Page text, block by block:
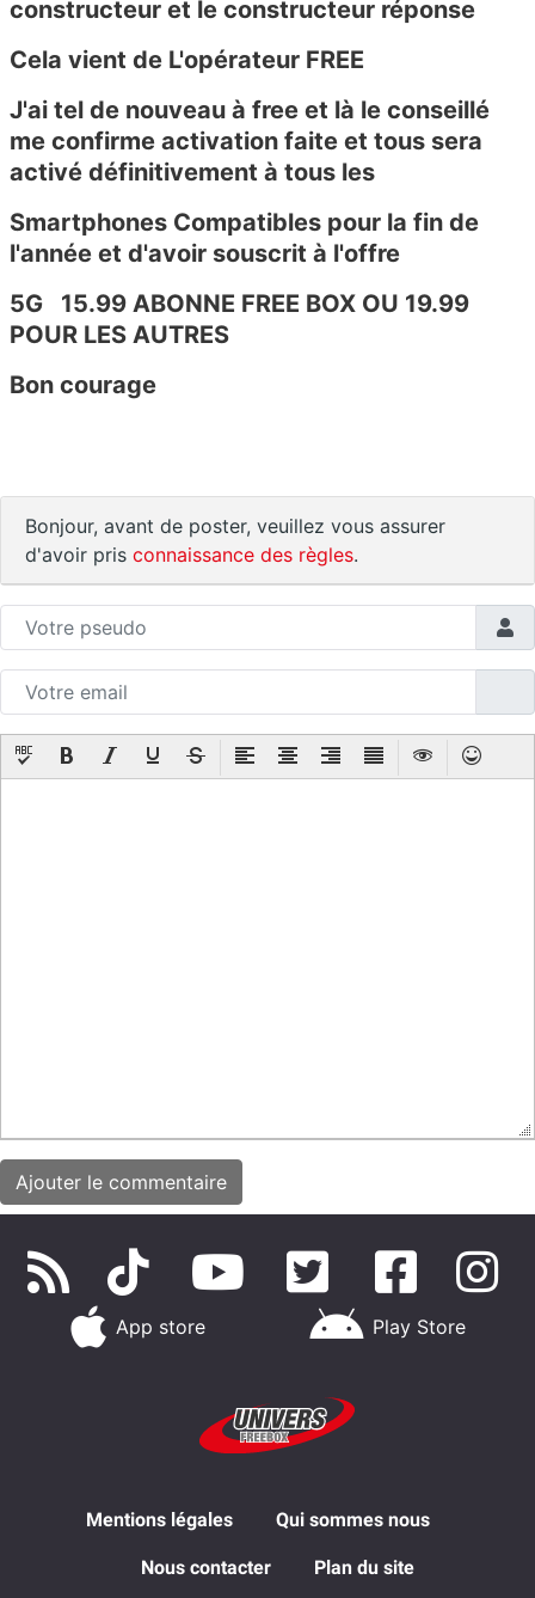
constructeur et le constructeur réponse
Cela vient de L'opérateur FREE
J'ai tel de nouveau à free et là le conseillé
me confirme activation faite et tous sera
activé définitivement à tous les
Smartphones Compatibles pour la fin de
l'année et d'avoir souscrit à l'offre
5G 15.99 ABONNE FREE BOX OU 19.99
POUR LES AUTRES
Bon courage
Bonjour, avant de poster, veuillez vous assurer
d'avoir pris connaissance des règles.
App store Play Store
Mentions légales Qui sommes nous
Nous contacter Plan du site